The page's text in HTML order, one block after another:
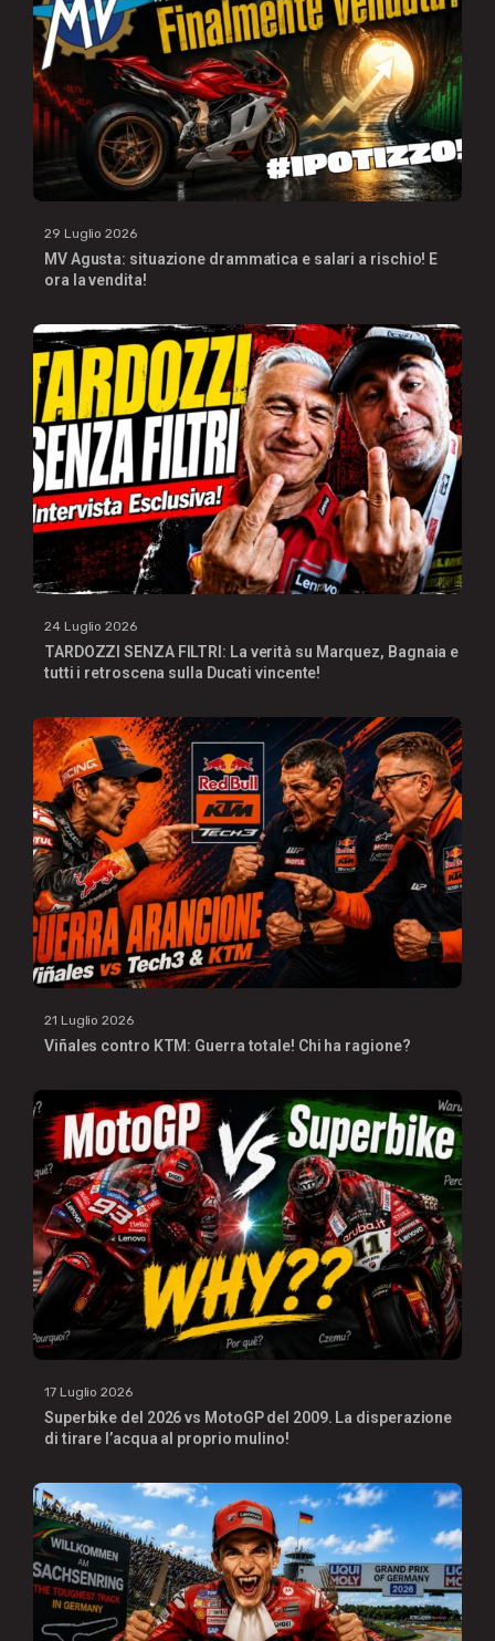
29 Luglio 2026
MV Agusta: situazione drammatica e salari a rischio! E
ora la vendita!
24 Luglio 2026
TARDOZZI SENZA FILTRI: La verità su Marquez, Bagnaia e
tutti i retroscena sulla Ducati vincente!
21 Luglio 2026
Viñales contro KTM: Guerra totale! Chi ha ragione?
17 Luglio 2026
Superbike del 2026 vs MotoGP del 2009. La disperazione
di tirare l’acqua al proprio mulino!